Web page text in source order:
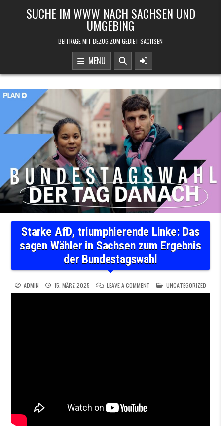
SUCHE IM WWW NACH SACHSEN UND
UMGEBING
BEITRÄGE MIT BEZUG ZUM GEBIET SACHSEN
MENU
Starke AfD, triumphierende Linke: Das
sagen Wähler in Sachsen zum Ergebnis
der Bundestagswahl
ADMIN 15. MÄRZ 2025 LEAVE A COMMENT ON STARKE AFD,
POSTED IN
UNCATEGORIZED